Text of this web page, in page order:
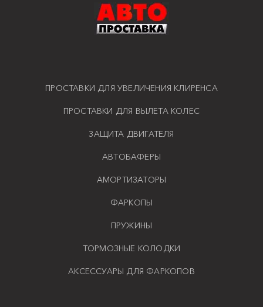
ПРОСТАВКИ ДЛЯ УВЕЛИЧЕНИЯ КЛИРЕНСА
ПРОСТАВКИ ДЛЯ ВЫЛЕТА КОЛЕС
ЗАЩИТА ДВИГАТЕЛЯ
АВТОБАФЕРЫ
АМОРТИЗАТОРЫ
ФАРКОПЫ
ПРУЖИНЫ
ТОРМОЗНЫЕ КОЛОДКИ
АКСЕССУАРЫ ДЛЯ ФАРКОПОВ